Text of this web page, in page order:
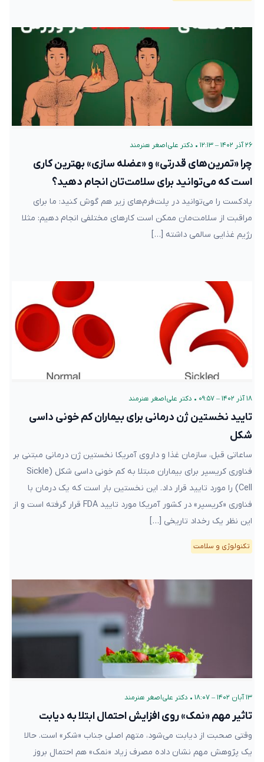
۲۶ آذر ۱۴۰۲ – ۱۲:۱۳ • دکتر علی‌اصغر هنرمند
چرا «تمرین‌های قدرتی» و «عضله سازی» بهترین کاری
است که می‌توانید برای سلامت‌تان انجام دهید؟
پادکست را می‌توانید در پلت‌فرم‌های زیر هم گوش کنید: ما برای
مراقبت از سلامت‌مان ممکن است کارهای مختلفی انجام دهیم: مثلا
رژیم غذایی سالمی داشته […]
۱۸ آذر ۱۴۰۲ – ۰۹:۵۷ • دکتر علی‌اصغر هنرمند
تایید نخستین ژن درمانی برای بیماران کم خونی داسی
شکل
ساعاتی قبل، سازمان غذا و داروی آمریکا نخستین ژن درمانی مبتنی بر
فناوری کریسپر برای بیماران مبتلا به کم خونی داسی شکل (Sickle
Cell) را مورد تایید قرار داد. این نخستین بار است که یک درمان با
فناوری «کریسپر» در کشور آمریکا مورد تایید FDA قرار گرفته است و از
این نظر یک رخداد تاریخی […]
تکنولوژی و سلامت
۱۳ آبان ۱۴۰۲ – ۱۸:۰۷ • دکتر علی‌اصغر هنرمند
تاثیر مهم «نمک» روی افزایش احتمال ابتلا به دیابت
وقتی صحبت از دیابت می‌شود، متهم اصلی جناب «شکر» است. حالا
یک پژوهش مهم نشان داده مصرف زیاد «نمک» هم احتمال بروز